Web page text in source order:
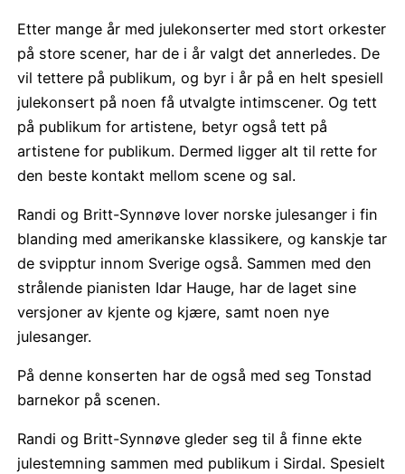
Etter mange år med julekonserter med stort orkester
på store scener, har de i år valgt det annerledes. De
vil tettere på publikum, og byr i år på en helt spesiell
julekonsert på noen få utvalgte intimscener. Og tett
på publikum for artistene, betyr også tett på
artistene for publikum. Dermed ligger alt til rette for
den beste kontakt mellom scene og sal.
Randi og Britt-Synnøve lover norske julesanger i fin
blanding med amerikanske klassikere, og kanskje tar
de svipptur innom Sverige også. Sammen med den
strålende pianisten Idar Hauge, har de laget sine
versjoner av kjente og kjære, samt noen nye
julesanger.
På denne konserten har de også med seg Tonstad
barnekor på scenen.
Randi og Britt-Synnøve gleder seg til å finne ekte
julestemning sammen med publikum i Sirdal. Spesielt